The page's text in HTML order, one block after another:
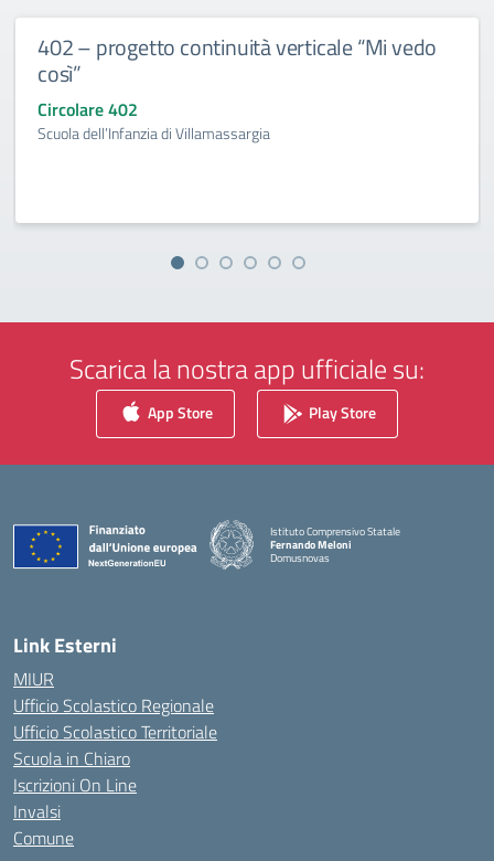
402 – progetto continuità verticale “Mi vedo
così”
Circolare 402
Scuola dell’Infanzia di Villamassargia
Scarica la nostra app ufficiale su:
App Store Play Store
Istituto Comprensivo Statale
Fernando Meloni
Domusnovas
Link Esterni
MIUR
Ufficio Scolastico Regionale
Ufficio Scolastico Territoriale
Scuola in Chiaro
Iscrizioni On Line
Invalsi
Comune